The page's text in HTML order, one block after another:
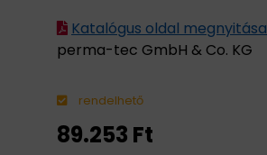
Katalógus oldal megnyitása
perma-tec GmbH & Co. KG
rendelhető
89.253 Ft